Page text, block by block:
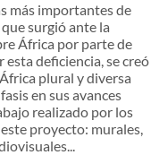
más importantes de
surgió ante la
África por parte de
esta deficiencia, se creó
plural y diversa
en sus avances
realizado por los
proyecto: murales,